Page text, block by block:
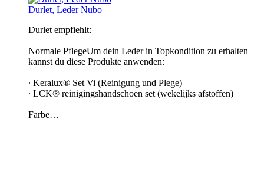
Durlet, Leder Nubo
Durlet empfiehlt:
Normale PflegeUm dein Leder in Topkondition zu erhalten
kannst du diese Produkte anwenden:
∙ Keralux® Set Vi (Reinigung und Plege)
∙ LCK® reinigingshandschoen set (wekelijks afstoffen)
Farbe…